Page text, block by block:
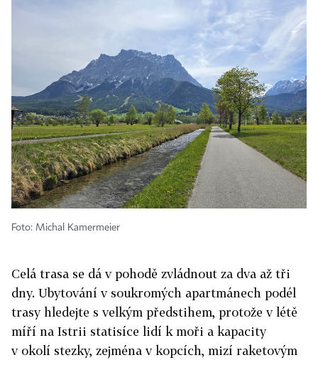
Foto: Michal Kamermeier
Celá trasa se dá v pohodě zvládnout za dva až tři
dny. Ubytování v soukromých apartmánech podél
trasy hledejte s velkým předstihem, protože v létě
míří na Istrii statisíce lidí k moři a kapacity
v okolí stezky, zejména v kopcích, mizí raketovým